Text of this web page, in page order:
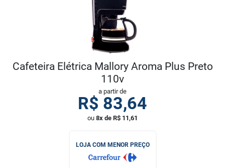
Cafeteira Elétrica Mallory Aroma Plus Preto
110v
a partir de
R$ 83,64
ou 8x de R$ 11,61
LOJA COM MENOR PREÇO